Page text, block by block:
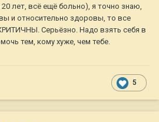
лет, всё ещё больно), я точно знаю,
и относительно здоровы, то все
Серьёзно. Надо взять себя в
тем, кому хуже, чем тебе.
5